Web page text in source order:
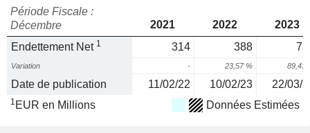
Période Fiscale :
Décembre
2021 2022
2023
Endettement Net 1 314 388
Variation - 23,57 % 89,43
Date de publication 11/02/22 10/02/23 22/03/
1 EUR en Millions Données Estimées